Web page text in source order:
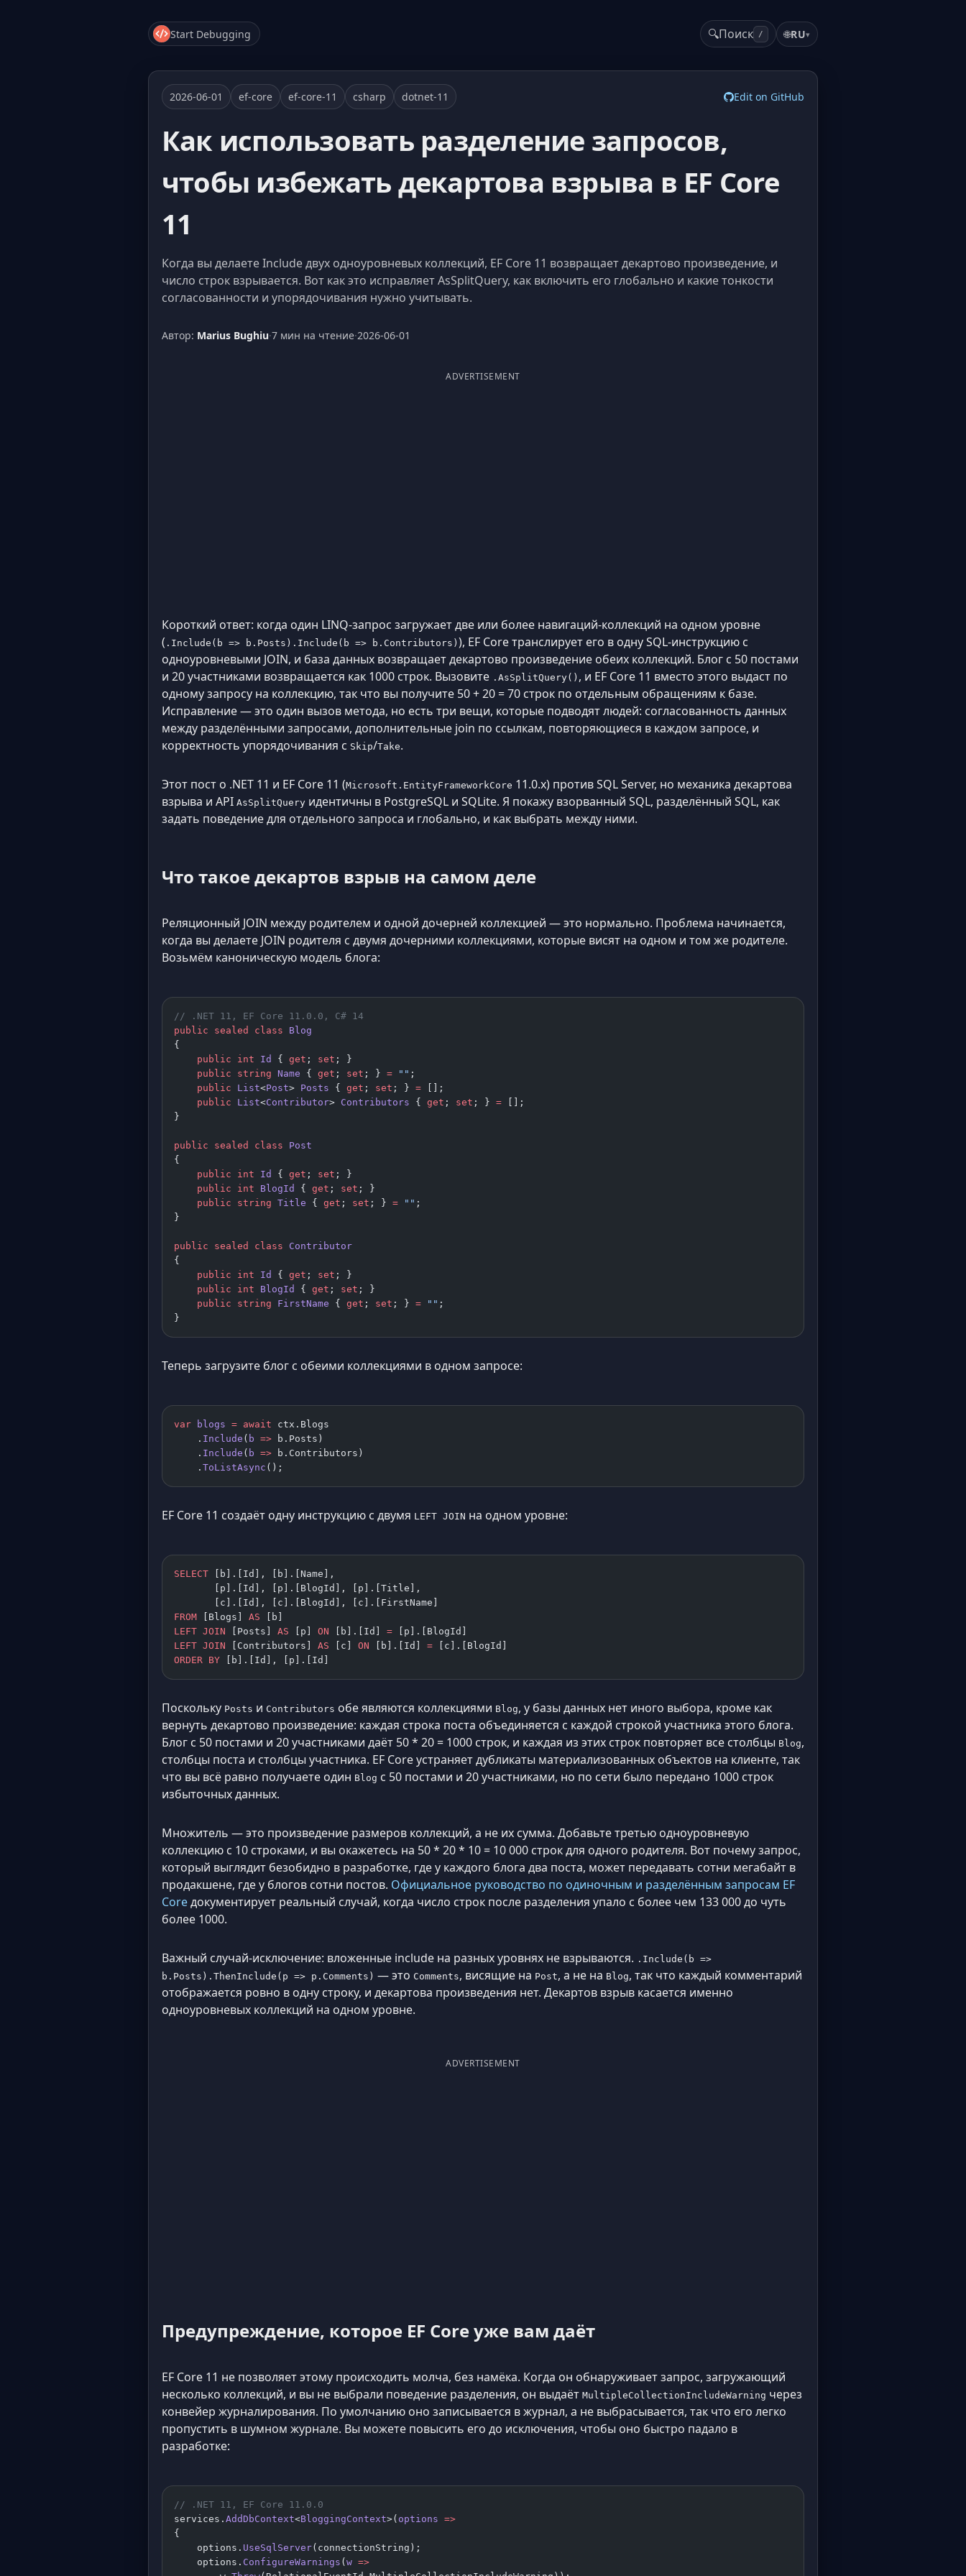
Start Debugging 🔍Поиск / 🌐RU▾
2026-06-01 ef-core ef-core-11 csharp dotnet-11 Edit on GitHub
Как использовать разделение запросов,
чтобы избежать декартова взрыва в EF Core
11
Когда вы делаете Include двух одноуровневых коллекций, EF Core 11 возвращает декартово произведение, и
число строк взрывается. Вот как это исправляет AsSplitQuery, как включить его глобально и какие тонкости
согласованности и упорядочивания нужно учитывать.
Автор: Marius Bughiu·7 мин на чтение·2026-06-01
ADVERTISEMENT
Короткий ответ: когда один LINQ-запрос загружает две или более навигаций-коллекций на одном уровне
( .Include(b => b.Posts).Include(b => b.Contributors) ), EF Core транслирует его в одну SQL-инструкцию с
одноуровневыми JOIN, и база данных возвращает декартово произведение обеих коллекций. Блог с 50 постами
и 20 участниками возвращается как 1000 строк. Вызовите .AsSplitQuery() , и EF Core 11 вместо этого выдаст по
одному запросу на коллекцию, так что вы получите 50 + 20 = 70 строк по отдельным обращениям к базе.
Исправление — это один вызов метода, но есть три вещи, которые подводят людей: согласованность данных
между разделёнными запросами, дополнительные join по ссылкам, повторяющиеся в каждом запросе, и
корректность упорядочивания с Skip/Take.
Этот пост о .NET 11 и EF Core 11 (Microsoft.EntityFrameworkCore 11.0.x) против SQL Server, но механика декартова
взрыва и API AsSplitQuery идентичны в PostgreSQL и SQLite. Я покажу взорванный SQL, разделённый SQL, как
задать поведение для отдельного запроса и глобально, и как выбрать между ними.
Что такое декартов взрыв на самом деле
Реляционный JOIN между родителем и одной дочерней коллекцией — это нормально. Проблема начинается,
когда вы делаете JOIN родителя с двумя дочерними коллекциями, которые висят на одном и том же родителе.
Возьмём каноническую модель блога:
// .NET 11, EF Core 11.0.0, C# 14
public sealed class Blog
{
    public
int Id { get ; set ; }
    public
string Name { get ; set ; } = "" ;
    public
List<Post> Posts { get ; set ; } = [];
    public
List<Contributor> Contributors { get ; set ; } = [];
}
public sealed class Post
{
    public
int Id { get ; set ; }
    public
int BlogId { get ; set ; }
    public
string Title { get ; set ; } = "" ;
}
public sealed class Contributor
{
    public
int Id { get ; set ; }
    public
int BlogId { get ; set ; }
    public
string FirstName { get ; set ; } = "" ;
}
Теперь загрузите блог с обеими коллекциями в одном запросе:
var blogs = await ctx.Blogs
    .
Include ( b => b.Posts)
    .
Include ( b => b.Contributors)
    .
ToListAsync ();
EF Core 11 создаёт одну инструкцию с двумя LEFT JOIN на одном уровне:
SELECT [b].[Id], [b].[Name],
       [p].[Id], [p].[BlogId], [p].[Title],
       [c].[Id], [c].[BlogId], [c].[FirstName]
FROM [Blogs] AS [b]
LEFT JOIN [Posts] AS [p] ON [b].[Id] = [p].[BlogId]
LEFT JOIN [Contributors] AS [c] ON [b].[Id] = [c].[BlogId]
ORDER BY [b].[Id], [p].[Id]
Поскольку Posts и Contributors обе являются коллекциями Blog, у базы данных нет иного выбора, кроме как
вернуть декартово произведение: каждая строка поста объединяется с каждой строкой участника этого блога.
Блог с 50 постами и 20 участниками даёт 50 * 20 = 1000 строк, и каждая из этих строк повторяет все столбцы Blog,
столбцы поста и столбцы участника. EF Core устраняет дубликаты материализованных объектов на клиенте, так
что вы всё равно получаете один Blog с 50 постами и 20 участниками, но по сети было передано 1000 строк
избыточных данных.
Множитель — это произведение размеров коллекций, а не их сумма. Добавьте третью одноуровневую
коллекцию с 10 строками, и вы окажетесь на 50 * 20 * 10 = 10 000 строк для одного родителя. Вот почему запрос,
который выглядит безобидно в разработке, где у каждого блога два поста, может передавать сотни мегабайт в
продакшене, где у блогов сотни постов. Официальное руководство по одиночным и разделённым запросам EF
Coreдокументирует реальный случай, когда число строк после разделения упало с более чем 133 000 до чуть
более 1000.
Важный случай-исключение: вложенные include на разных уровнях не взрываются. .Include(b =>
b.Posts).ThenInclude(p => p.Comments) — это Comments, висящие на Post, а не на Blog, так что каждый комментарий
отображается ровно в одну строку, и декартова произведения нет. Декартов взрыв касается именно
одноуровневых коллекций на одном уровне.
ADVERTISEMENT
Предупреждение, которое EF Core уже вам даёт
EF Core 11 не позволяет этому происходить молча, без намёка. Когда он обнаруживает запрос, загружающий
несколько коллекций, и вы не выбрали поведение разделения, он выдаёт MultipleCollectionIncludeWarning через
конвейер журналирования. По умолчанию оно записывается в журнал, а не выбрасывается, так что его легко
пропустить в шумном журнале. Вы можете повысить его до исключения, чтобы оно быстро падало в
разработке:
// .NET 11, EF Core 11.0.0
services. AddDbContext<BloggingContext>( options =>
{
    options.
UseSqlServer(connectionString);
    options.
ConfigureWarnings (w =>